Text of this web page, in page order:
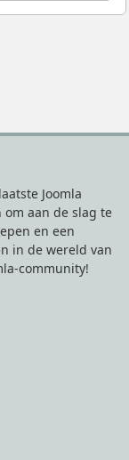
Joomla
aan de slag te
en een
in de wereld van
community!